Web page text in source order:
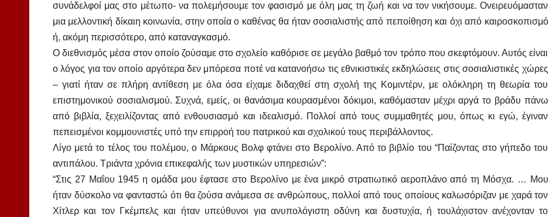
συνάδελφοί μας στο μέτωπο- να πολεμήσουμε τον φασισμό με όλη μας τη ζωή και να τον νικήσουμε. Ονειρευόμασταν
μια μελλοντική δίκαιη κοινωνία, στην οποία ο καθένας θα ήταν σοσιαλιστής από πεποίθηση και όχι από καιροσκοπισμό
ή, ακόμη περισσότερο, από καταναγκασμό.
Ο διεθνισμός μέσα στον οποίο ζούσαμε στο σχολείο καθόρισε σε μεγάλο βαθμό τον τρόπο που σκεφτόμουν. Αυτός είναι
ο λόγος για τον οποίο αργότερα δεν μπόρεσα ποτέ να κατανοήσω τις εθνικιστικές εκδηλώσεις στις σοσιαλιστικές χώρες
– γιατί ήταν σε πλήρη αντίθεση με όλα όσα είχαμε διδαχθεί στη σχολή της Κομιντέρν, με ολόκληρη τη θεωρία του
επιστημονικού σοσιαλισμού. Συχνά, εμείς, οι θανάσιμα κουρασμένοι δόκιμοι, καθόμασταν μέχρι αργά το βράδυ πάνω
από βιβλία, ξεχειλίζοντας από ενθουσιασμό και ιδεαλισμό. Πολλοί από τους συμμαθητές μου, όπως κι εγώ, έγιναν
πεπεισμένοι κομμουνιστές υπό την επιρροή του πατρικού και σχολικού τους περιβάλλοντος.
Λίγο μετά το τέλος του πολέμου, ο Μάρκους Βολφ φτάνει στο Βερολίνο. Από το βιβλίο του “Παίζοντας στο γήπεδο του
αντιπάλου. Τριάντα χρόνια επικεφαλής των μυστικών υπηρεσιών”:
“Στις 27 Μαΐου 1945 η ομάδα μου έφτασε στο Βερολίνο με ένα μικρό στρατιωτικό αεροπλάνο από τη Μόσχα. … Μου
ήταν δύσκολο να φανταστώ ότι θα ζούσα ανάμεσα σε ανθρώπους, πολλοί από τους οποίους καλωσόριζαν με χαρά τον
Χίτλερ και τον Γκέμπελς και ήταν υπεύθυνοι για ανυπολόγιστη οδύνη και δυστυχία, ή τουλάχιστον ανέχονταν το